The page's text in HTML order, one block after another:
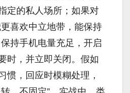
定的私人场所；如果对
喜欢中立地带，能保持
持手机电量充足，开启
时，并立即关闭。假如
惯，回应时模糊处理，